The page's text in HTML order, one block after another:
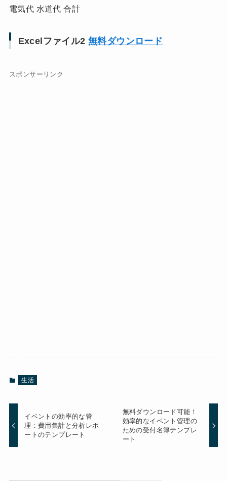
電気代 水道代 合計
Excelファイル2 無料ダウンロード
スポンサーリンク
生活
イベントの効率的な管
理：費用集計と分析レポ
ートのテンプレート
無料ダウンロード可能！
効率的なイベント管理の
ための受付名簿テンプレ
ート